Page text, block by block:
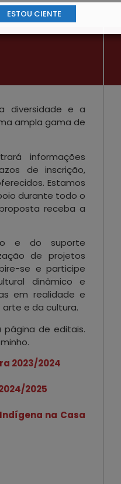
diversidade e a
ampla gama de
informações
de inscrição,
Estamos
durante todo o
receba a
e do suporte
de projetos
se e participe
dinâmico e
em realidade e
e da cultura.
página de editais.
2023/2024
2025
na Casa
ESTOU CIENTE